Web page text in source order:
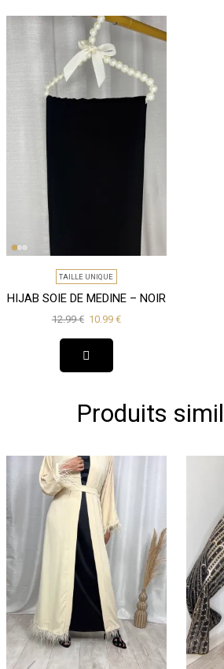
TAILLE UNIQUE
HIJAB SOIE DE MEDINE – NOIR
12.99€ 10.99 €
Produits